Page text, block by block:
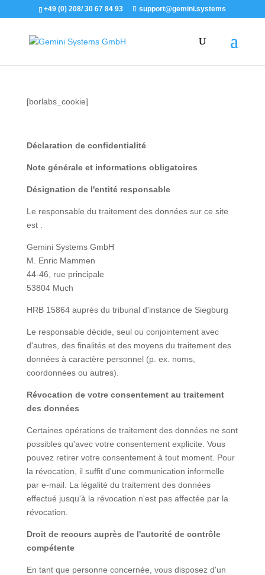
+49 (0) 208/ 30 67 84 93 support@gemini.systems
[borlabs_cookie]
Déclaration de confidentialité
Note générale et informations obligatoires
Désignation de l'entité responsable
Le responsable du traitement des données sur ce site
est :
Gemini Systems GmbH
M. Enric Mammen
44-46, rue principale
53804 Much
HRB 15864 auprès du tribunal d'instance de Siegburg
Le responsable décide, seul ou conjointement avec
d'autres, des finalités et des moyens du traitement des
données à caractère personnel (p. ex. noms,
coordonnées ou autres).
Révocation de votre consentement au traitement
des données
Certaines opérations de traitement des données ne sont
possibles qu'avec votre consentement explicite. Vous
pouvez retirer votre consentement à tout moment. Pour
la révocation, il suffit d'une communication informelle
par e-mail. La légalité du traitement des données
effectué jusqu'à la révocation n'est pas affectée par la
révocation.
Droit de recours auprès de l'autorité de contrôle
compétente
En tant que personne concernée, vous disposez d'un